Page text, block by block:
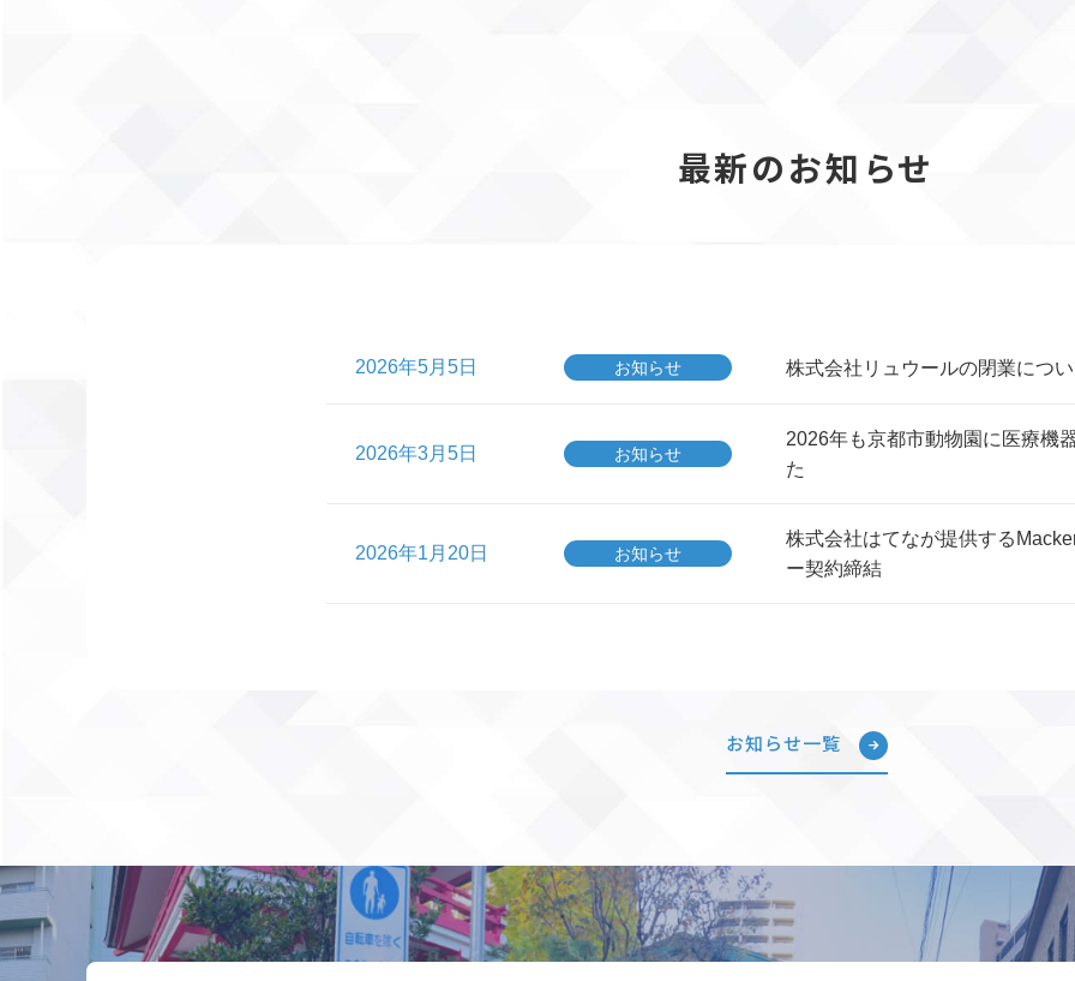
最新のお知らせ
2026年5月5日 お知らせ 株式会社リュウールの閉業につ
2026年3月5日 お知らせ
2026年も京都市動物園に医療機
た
2026年1月20日 お知らせ
株式会社はてなが提供する
ー契約締結
お知らせ一覧